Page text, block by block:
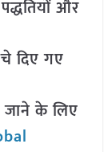
और
दिए गए
के लिए